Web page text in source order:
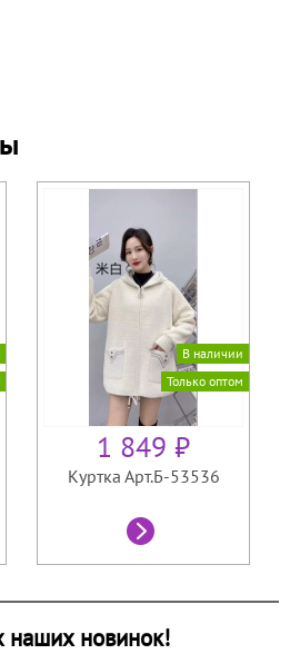
В наличии
Только оптом
1 849 ₽
Куртка Арт.Б-53536
наших новинок!